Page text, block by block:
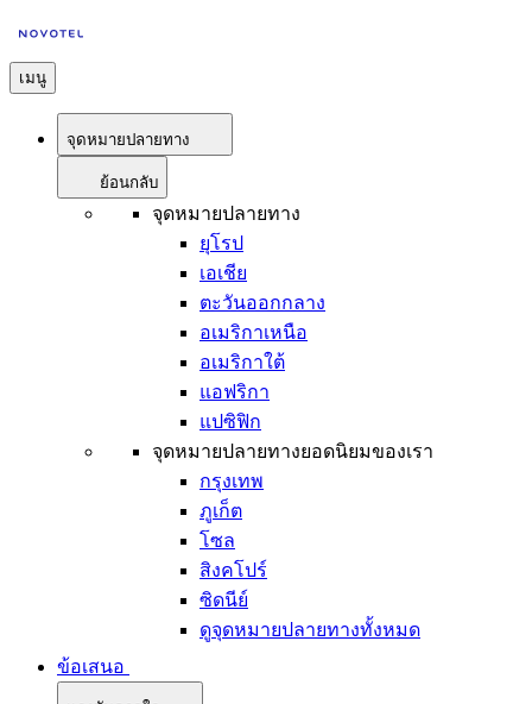
เมนู
จุดหมายปลายทาง
ย้อนกลับ
จุดหมายปลายทาง
ยุโรป
เอเชีย
ตะวันออกกลาง
อเมริกาเหนือ
อเมริกาใต้
แอฟริกา
แปซิฟิก
จุดหมายปลายทางยอดนิยมของเรา
กรุงเทพ
ภูเก็ต
โซล
สิงคโปร์
ซิดนีย์
ดูจุดหมายปลายทางทั้งหมด
ข้อเสนอ